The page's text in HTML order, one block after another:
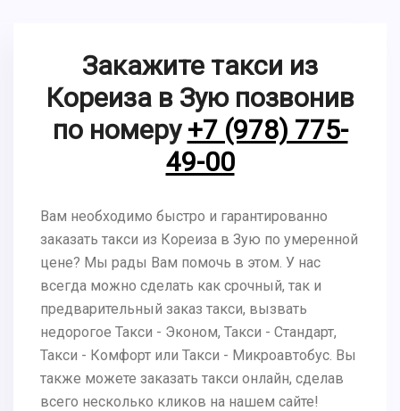
Закажите такси из
Кореиза в Зую позвонив
по номеру +7 (978) 775-
49-00
Вам необходимо быстро и гарантированно
заказать такси из Кореиза в Зую по умеренной
цене? Мы рады Вам помочь в этом. У нас
всегда можно сделать как срочный, так и
предварительный заказ такси, вызвать
недорогое Такси - Эконом, Такси - Стандарт,
Такси - Комфорт или Такси - Микроавтобус. Вы
также можете заказать такси онлайн, сделав
всего несколько кликов на нашем сайте!